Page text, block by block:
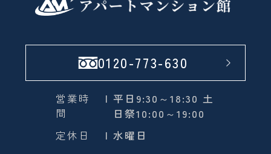
0120-773-630
営業時
間
| 平日9:30～18:30 土
日祭10:00～19:00
定休日
| 水曜日